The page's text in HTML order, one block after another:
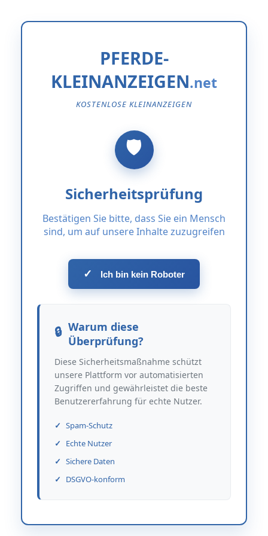
PFERDE-
KLEINANZEIGEN
KOSTENLOSE KLEINANZEIGEN
Sicherheitsprüfung
Bestätigen Sie bitte, dass Sie ein Mensch
sind, um auf unsere Inhalte zuzugreifen
✓ Ich bin kein Roboter
Warum diese
Überprüfung?
Diese Sicherheitsmaßnahme schützt
unsere Plattform vor automatisierten
Zugriffen und gewährleistet die beste
Benutzererfahrung für echte Nutzer.
Spam-Schutz
Echte Nutzer
Sichere Daten
DSGVO-konform